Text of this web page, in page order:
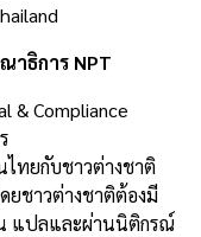
าธิการ NPT
& Compliance
ไทยกับชาวต่างชาติ
ยชาวต่างชาติต้องมี
แปลและผ่านนิติกรณ์